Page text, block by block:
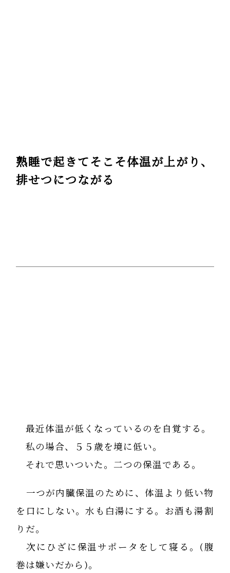
熟睡で起きてそこそ体温が上がり、
排せつにつながる
最近体温が低くなっているのを自覚する。
私の場合、５５歳を境に低い。
それで思いついた。二つの保温である。
一つが内臓保温のために、体温より低い物
を口にしない。水も白湯にする。お酒も湯割
りだ。
次にひざに保温サポータをして寝る。(腹
巻は嫌いだから)。